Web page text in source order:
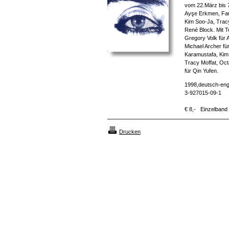
vom 22.März bis
Ayşe Erkmen,
Kim Soo-Ja,
René Block. Mit
Gregory Volk für
Michael Archer
Karamustafa,
Tracy Moffat,
für Qin Yufen.
1998,deutsch-
3-927015-09-1
€ 8,- Einzelband
Drucken